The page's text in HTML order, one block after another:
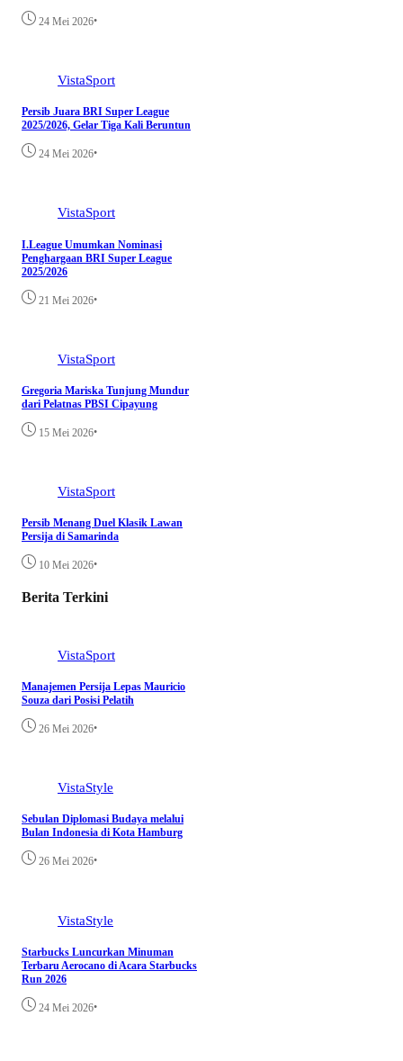
24 Mei 2026•
VistaSport
Persib Juara BRI Super League
2025/2026, Gelar Tiga Kali Beruntun
24 Mei 2026•
VistaSport
I.League Umumkan Nominasi
Penghargaan BRI Super League
2025/2026
21 Mei 2026•
VistaSport
Gregoria Mariska Tunjung Mundur
dari Pelatnas PBSI Cipayung
15 Mei 2026•
VistaSport
Persib Menang Duel Klasik Lawan
Persija di Samarinda
10 Mei 2026•
Berita Terkini
VistaSport
Manajemen Persija Lepas Mauricio
Souza dari Posisi Pelatih
26 Mei 2026•
VistaStyle
Sebulan Diplomasi Budaya melalui
Bulan Indonesia di Kota Hamburg
26 Mei 2026•
VistaStyle
Starbucks Luncurkan Minuman
Terbaru Aerocano di Acara Starbucks
Run 2026
24 Mei 2026•